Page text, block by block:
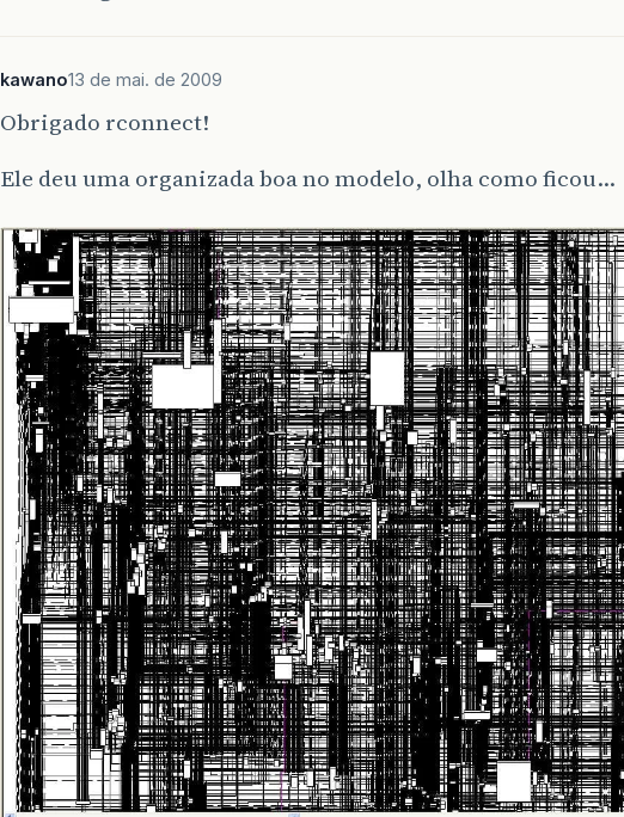
kawano13 de mai. de 2009
Obrigado rconnect!
Ele deu uma organizada boa no modelo, olha como ficou…